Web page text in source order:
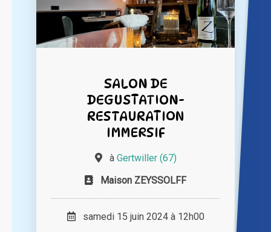
SALON DE
DEGUSTATION-
RESTAURATION
IMMERSIF
à Gertwiller (67)
Maison ZEYSSOLFF
samedi 15 juin 2024 à 12h00